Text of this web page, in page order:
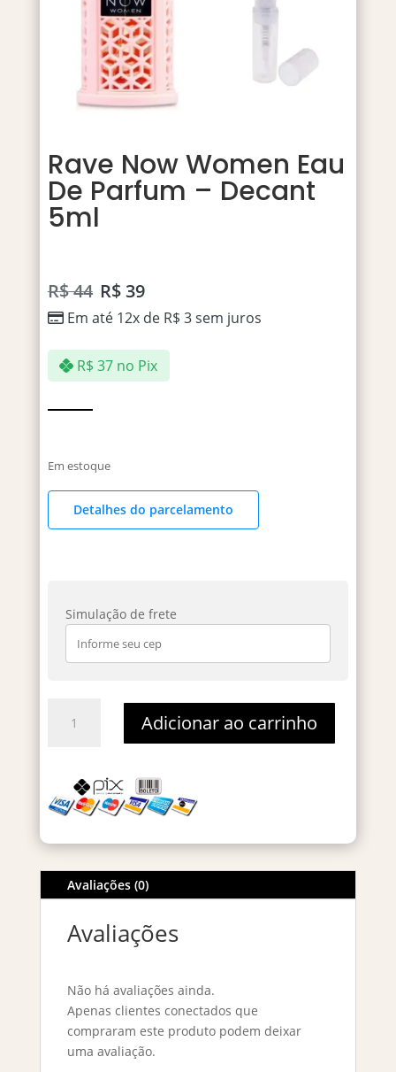
Rave Now Women Eau
De Parfum – Decant
5ml
R$44 R$39
Em até 12x de R$ 3sem juros
R$ 37 no Pix
Em estoque
Detalhes do parcelamento
Simulação de frete
Parfum
Decant
5ml
quantidade
Adicionar ao carrinho
Avaliações (0)
Avaliações
Não há avaliações ainda.
Apenas clientes conectados que
compraram este produto podem deixar
uma avaliação.